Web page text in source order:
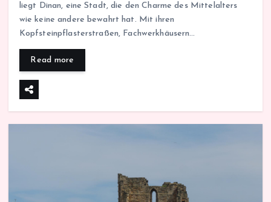
liegt Dinan, eine Stadt, die den Charme des Mittelalters
wie keine andere bewahrt hat. Mit ihren
Kopfsteinpflasterstraßen, Fachwerkhäusern…
Read more